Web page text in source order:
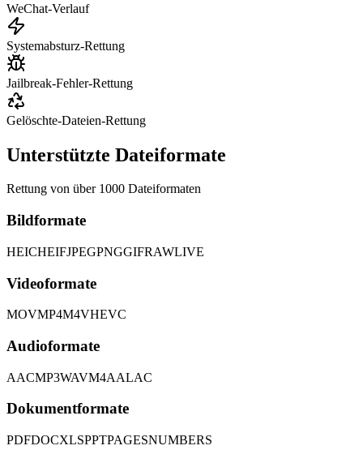
WeChat-Verlauf
Systemabsturz-Rettung
Jailbreak-Fehler-Rettung
Gelöschte-Dateien-Rettung
Unterstützte Dateiformate
Rettung von über 1000 Dateiformaten
Bildformate
HEICHEIFJPEGPNGGIFRAWLIVE
Videoformate
MOVMP4M4VHEVC
Audioformate
AACMP3WAVM4AALAC
Dokumentformate
PDFDOCXLSPPTPAGESNUMBERS